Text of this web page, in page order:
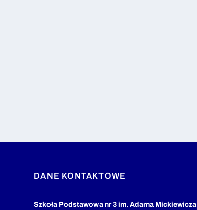
DANE KONTAKTOWE
Szkoła Podstawowa nr 3 im. Adama Mickiewicza